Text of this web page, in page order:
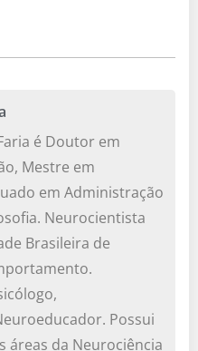
é Doutor em
Mestre em
em Administração
Neurocientista
Brasileira de
Possui
áreas da Neurociência